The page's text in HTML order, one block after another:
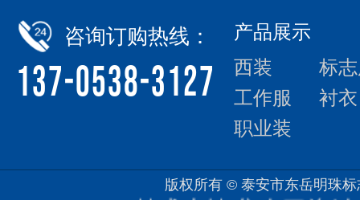
咨询订购热线：
137-0538-3127
产品展示
西装
工作服
职业装
标
衬衣
版权所有 © 泰安市东岳明珠